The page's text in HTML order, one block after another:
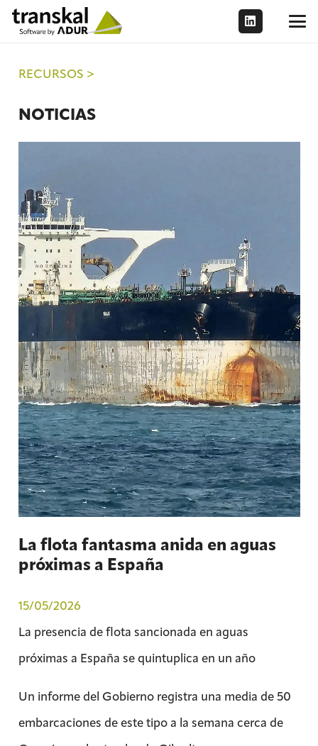
RECURSOS >
NOTICIAS
La flota fantasma anida en aguas
próximas a España
15/05/2026
La presencia de flota sancionada en aguas
próximas a España se quintuplica en un año
Un informe del Gobierno registra una media de 50
embarcaciones de este tipo a la semana cerca de